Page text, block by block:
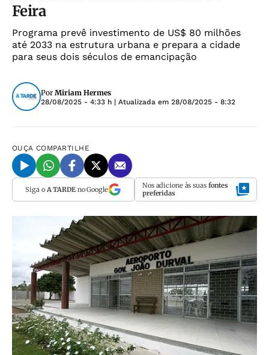
Feira
Programa prevê investimento de US$ 80 milhões
até 2033 na estrutura urbana e prepara a cidade
para seus dois séculos de emancipação
Por Miriam Hermes
28/08/2025 - 4:33 h | Atualizada em 28/08/2025 - 8:32
OUÇA COMPARTILHE
Siga o A TARDEno Google Nos adicione às suas fontes
preferidas